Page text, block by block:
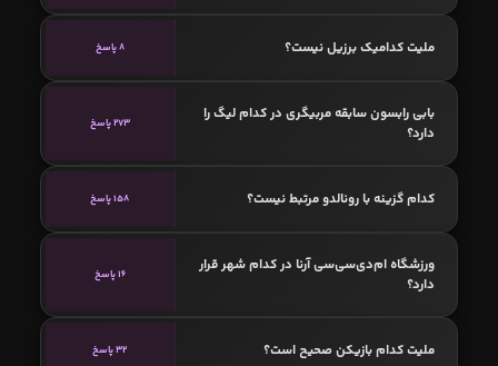
ملیت کدامیک برزیل نیست؟ 8 پاسخ
بابی رابسون سابقه مربیگری در کدام لیگ را
دارد؟
273 پاسخ
کدام گزینه با رونالدو مرتبط نیست؟ 158 پاسخ
ورزشگاه ام‌دی‌سی‌سی آرنا در کدام شهر قرار
دارد؟
16 پاسخ
ملیت کدام بازیکن صحیح است؟ 32 پاسخ